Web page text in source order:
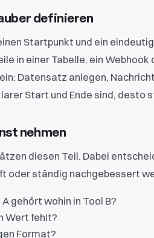
definieren
Startpunkt und ein
in einer Tabelle, ein
Datensatz anlegen,
Start und Ende sind, desto
nehmen
diesen Teil. Dabei
oder ständig nachgebessert
gehört wohin in Tool B?
Wert fehlt?
Format?